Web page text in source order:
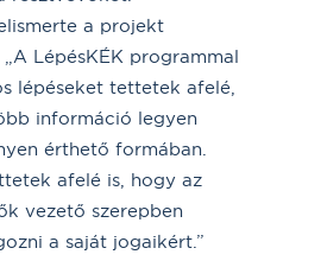
a projekt
LépésKÉK programmal
lépéseket tettetek afelé,
információ legyen
érthető formában.
afelé is, hogy az
vezető szerepben
a saját jogaikért.”